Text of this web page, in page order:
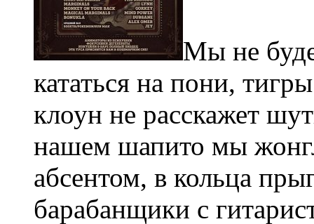
Мы не
кататься на пони,
клоун не расскажет
нашем шапито мы
абсентом, в кольца
барабанщики с